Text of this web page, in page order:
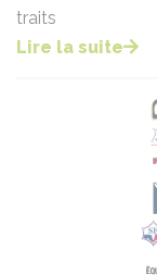
traits
Lire la suite